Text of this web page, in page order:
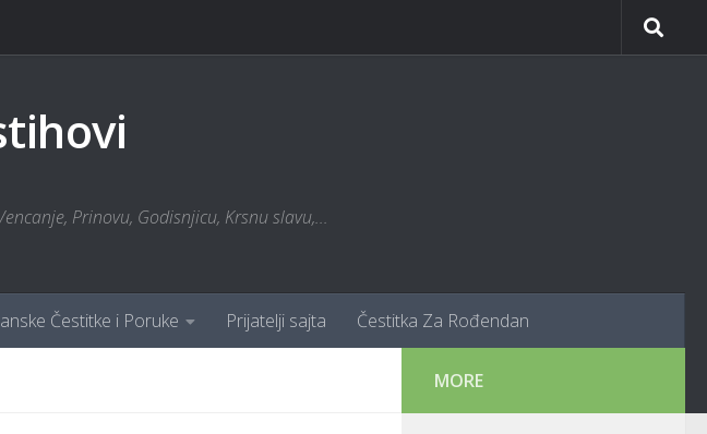
Prinovu, Godisnjicu, Krsnu slavu,...
Čestitke i Poruke Prijatelji sajta Čestitka Za Rođendan
MORE